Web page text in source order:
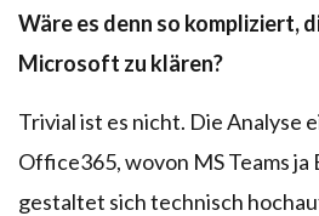
Wäre es denn so kompliziert,
Microsoft zu klären?
Trivial ist es nicht. Die Analyse
Office365, wovon MS Teams ja
gestaltet sich technisch